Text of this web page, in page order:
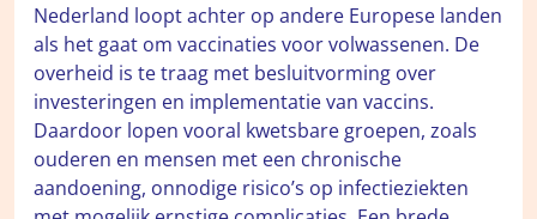
Nederland loopt achter op andere Europese landen
als het gaat om vaccinaties voor volwassenen. De
overheid is te traag met besluitvorming over
investeringen en implementatie van vaccins.
Daardoor lopen vooral kwetsbare groepen, zoals
ouderen en mensen met een chronische
aandoening, onnodige risico’s op infectieziekten